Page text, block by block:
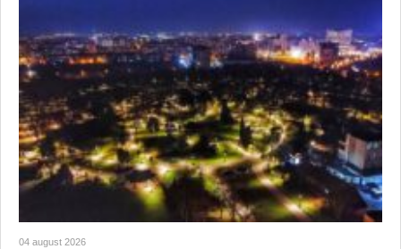
04 august 2026